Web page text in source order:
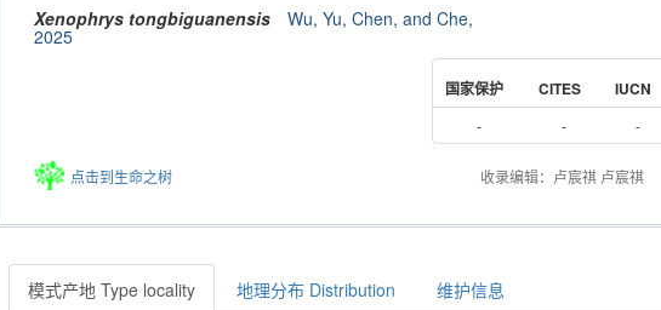
Xenophrys tongbiguanensis Wu, Yu, Chen, and Che,
2025
国家保护 CITES IUCN
- - -
点击到生命之树 收录编辑：卢宸祺 卢宸祺
模式产地 Type locality 地理分布 Distribution 维护信息